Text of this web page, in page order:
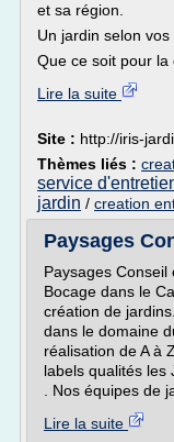
et sa région.
Un jardin selon vos
Que ce soit pour la
Lire la suite
Site : http://iris-
Thèmes liés :
service
jardin / creation
Paysages
Paysages
Bocage dans le
création de
dans le domaine
réalisation de A à
labels qualités les
. Nos équipes de
Lire la suite